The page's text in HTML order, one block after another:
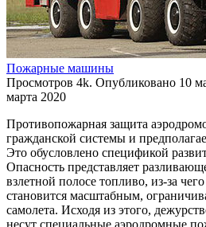
Пожарные машины
Просмотров 4k. Опубликовано 10
марта 2020
Противопожарная защита
гражданской системы и
Это обусловлено спецификой
Опасность представляет
взлетной полосе топливо, из-за
становится масштабным,
самолета. Исходя из этого,
несут специальные аэродромные